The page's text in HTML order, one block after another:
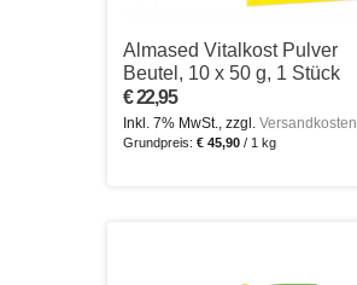
Almased Vitalkost Pulver
Beutel, 10 x 50 g, 1 Stück
€ 22,95
Inkl. 7% MwSt., zzgl. Versandkosten
Grundpreis: € 45,90 / 1 kg